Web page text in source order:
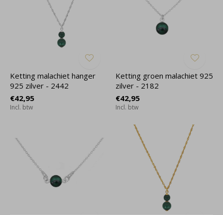
Ketting malachiet hanger
925 zilver - 2442
€42,95
Incl. btw
Ketting groen malachiet 925
zilver - 2182
€42,95
Incl. btw